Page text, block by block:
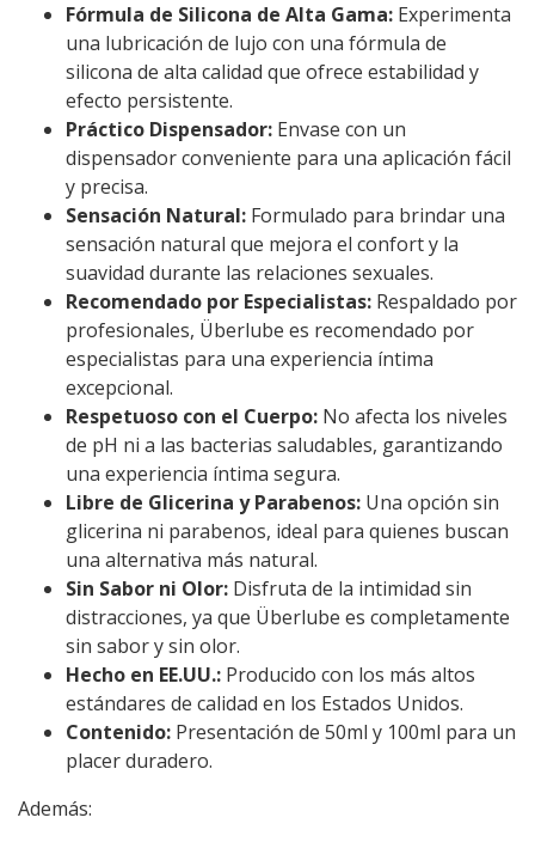
Fórmula de Silicona de Alta Gama: Experimenta
una lubricación de lujo con una fórmula de
silicona de alta calidad que ofrece estabilidad y
efecto persistente.
Práctico Dispensador: Envase con un
dispensador conveniente para una aplicación fácil
y precisa.
Sensación Natural: Formulado para brindar una
sensación natural que mejora el confort y la
suavidad durante las relaciones sexuales.
Recomendado por Especialistas: Respaldado por
profesionales, Überlube es recomendado por
especialistas para una experiencia íntima
excepcional.
Respetuoso con el Cuerpo: No afecta los niveles
de pH ni a las bacterias saludables, garantizando
una experiencia íntima segura.
Libre de Glicerina y Parabenos: Una opción sin
glicerina ni parabenos, ideal para quienes buscan
una alternativa más natural.
Sin Sabor ni Olor: Disfruta de la intimidad sin
distracciones, ya que Überlube es completamente
sin sabor y sin olor.
Hecho en EE.UU.: Producido con los más altos
estándares de calidad en los Estados Unidos.
Contenido: Presentación de 50ml y 100ml para un
placer duradero.
Además: